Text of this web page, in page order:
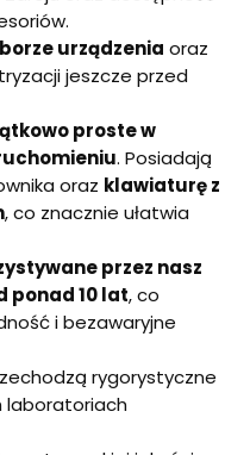
urządzenia oraz
jeszcze przed
proste w
. Posiadają
oraz klawiaturę z
, co znacznie ułatwia
przez nasz
ponad 10 lat, co
i bezawaryjne
rygorystyczne
laboratoriach